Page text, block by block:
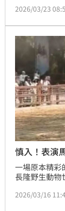
技偵查受限，
與原生家庭團
司法能嚴懲，
遲來的正義
2026/03/23
慎入！表演
一場原本精彩
長隆野生動物
鐙死死纏住，
2026/03/16